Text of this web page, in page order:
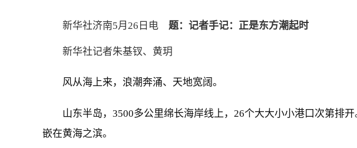
新华社济南5月26日电 题：记者手记：正是东方潮起时
新华社记者朱基钗、黄玥
风从海上来，浪潮奔涌、天地宽阔。
山东半岛，3500多公里绵长海岸线上，26个大大小小港口次第排
嵌在黄海之滨。